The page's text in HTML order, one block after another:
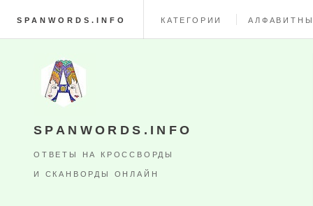
SPANWORDS.INFO КАТЕГОРИИ
SPANWORDS.INFO
ОТВЕТЫ НА КРОССВОРДЫ
И СКАНВОРДЫ ОНЛАЙН